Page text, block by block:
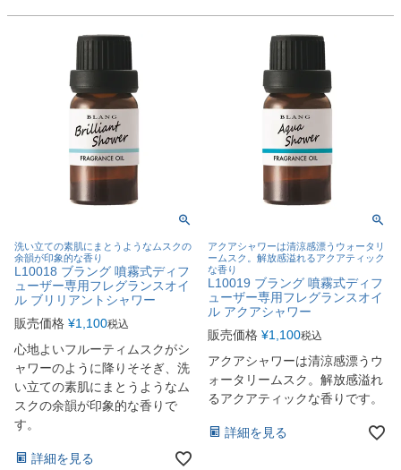
洗い立ての素肌にまとうようなムスクの
余韻が印象的な香り
L10018 ブラング 噴霧式ディフ
ューザー専用フレグランスオイ
ル ブリリアントシャワー
販売価格 ¥1,100税込
心地よいフルーティムスクがシ
ャワーのように降りそそぎ、洗
い立ての素肌にまとうようなム
スクの余韻が印象的な香りで
す。
詳細を見る
アクアシャワーは清涼感漂うウォータリ
ームスク。解放感溢れるアクアティック
な香り
L10019 ブラング 噴霧式ディフ
ューザー専用フレグランスオイ
ル アクアシャワー
販売価格 ¥1,100税込
アクアシャワーは清涼感漂うウ
ォータリームスク。解放感溢れ
るアクアティックな香りです。
詳細を見る